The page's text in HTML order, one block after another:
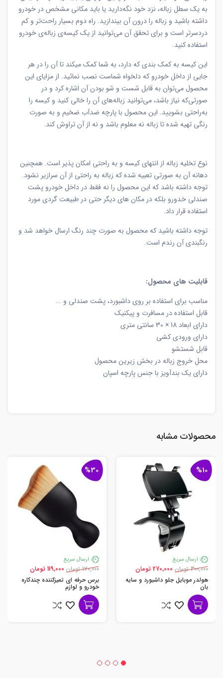
به یک سطل زباله، نزد خود نگه‌دارید یا باید مکانی مشخص در خودرو
داشته باشید و زباله را درون آن بیندازید. راه دوم بسیار راحت‌تر و کم‌
دردسرتر است و برای تحقق آن می‌توانید از یک کیسه‌ی زباله‌ی خودرو
استفاده کنید.
این کیسه به کمک بندی که دارد، به شما کمک میکند تا آن را در هر
جایی از داخل خودرو که دلخواه شماست نصب نمائید. از مزایای این
محصول می‌توان به قابل‌ شست‌ و‌ شو بودن آن اشاره کرد و در
صورتی‌که نیاز باشد، می‌توانید زباله‌های آن را خالی کنید و کیسه را
به‌راحتی بشویید. این محصول با پارچه ضدآب ضخیم و به صورت
رنگی تهیه شده تا زباله نه معلوم باشد و نه از آن تراوش کند.
نوع تخلیه زباله از انتهای کیسه و به راحتی امکان پذیر است. همچنین
دهانه آن به صورتی تعبیه شده که زباله به راحتی از آن سرازیر نشود.
توجه داشته باشد که این محصول را نه فقط در داخل خودرو پشت
صندلی خدورو بلکه در مکان های دیگر حتی در طبیعت گردی مورد
استفاده قرار داد.
توجه داشته باشید که محصول به صورت چند رنگ ارسال خواهد شد و
رنگبندی آن رندم است.
قابلیت های محصول:
مناسب برای استفاده بر روی داشبورد، پشت صندلی و ...
قابل استفاده در مسافرت و پیکنیک
دارای ابعاد 18 × 30 سانتی متری
دارای ورودی کشی
قابل شستشو
محل خروج زباله در بخش زیرین محصول
دارای یک بندآویز با جنس پارچه اسپان
محصولات مشابه
%10
ارسال سریع
300,000 تومان
270,000 تومان
هولدر موبایل جلو داشبورد و سایه
بان
%30
ارسال سریع
170,000 تومان
119,000 تومان
برس حرفه ای تمیزکننده چندکاره
خودرو و لوازم